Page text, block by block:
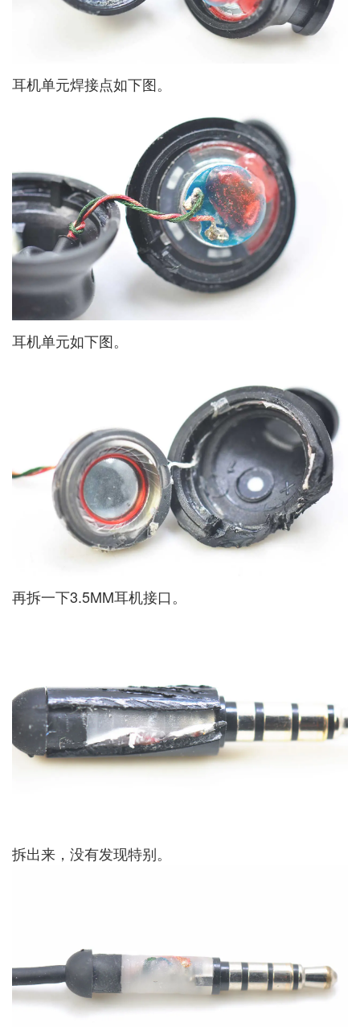
耳机单元焊接点如下图。
耳机单元如下图。
再拆一下3.5MM耳机接口。
拆出来，没有发现特别。